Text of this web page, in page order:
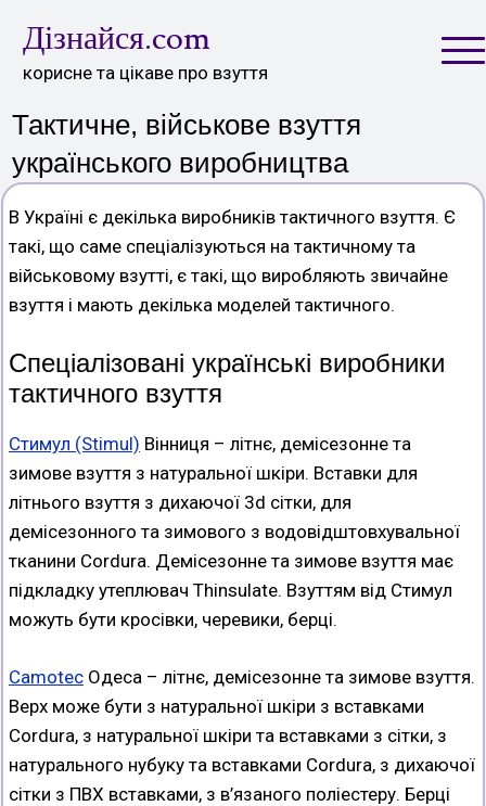
content
Дізнайся.com
корисне та цікаве про взуття
Тактичне, військове взуття
українського виробництва
В Україні є декілька виробників тактичного взуття. Є
такі, що саме спеціалізуються на тактичному та
військовому взутті, є такі, що виробляють звичайне
взуття і мають декілька моделей тактичного.
Спеціалізовані українські виробники
тактичного взуття
Стимул (Stimul) Вінниця – літнє, демісезонне та
зимове взуття з натуральної шкіри. Вставки для
літнього взуття з дихаючої 3d сітки, для
демісезонного та зимового з водовідштовхувальної
тканини Cordura. Демісезонне та зимове взуття має
підкладку утеплювач Thinsulate. Взуттям від Стимул
можуть бути кросівки, черевики, берці.
Camotec Одеса – літнє, демісезонне та зимове взуття.
Верх може бути з натуральної шкіри з вставками
Cordura, з натуральної шкіри та вставками з сітки, з
натурального нубуку та вставками Cordura, з дихаючої
сітки з ПВХ вставками, з в’язаного поліестеру. Берці